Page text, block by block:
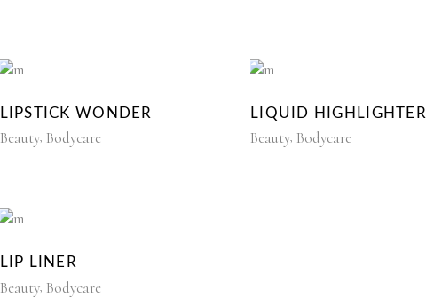
LIPSTICK WONDER
Beauty Bodycare
LIQUID HIGHLIGHTER
Beauty Bodycare
LIP LINER
Beauty Bodycare